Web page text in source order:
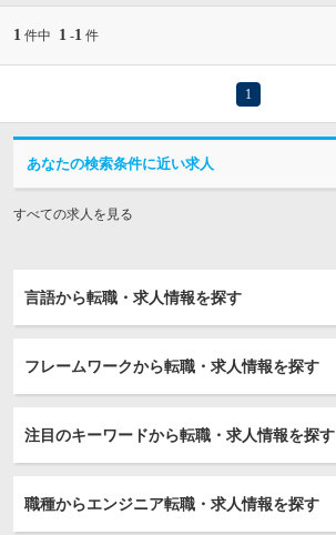
1 件中 1 -1 件
1
あなたの検索条件に近い求人
すべての求人を見る
言語から転職・求人情報を探す
フレームワークから転職・求人情報を探す
注目のキーワードから転職・求人情報を探す
職種からエンジニア転職・求人情報を探す